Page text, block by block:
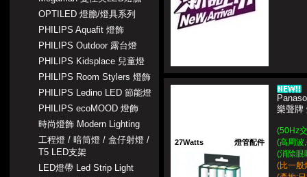
OPTILED 燈膽/燈具系列
PHILIPS Aquafit 燈飾
PHILIPS Outdoor 露台燈
PHILIPS Kidsplace 兒童燈
PHILIPS Room Stylers 燈飾
PHILIPS Ledino LED 節能燈
PHILIPS ecoMOOD 燈飾
時尚燈飾 Modern Lighting
工程燈 / 暗筒燈 / 盒仔射燈 /
T5 LED支架
LED燈帶 Led Strip Light
27Watts 燈管配件
樂聲牌
(50Hz
(高周波
(消除眼
(比一般